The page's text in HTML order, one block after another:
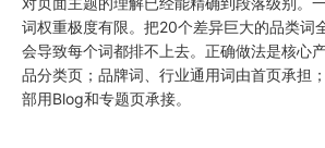
词权重极度有限。把20个差异巨大的品类词
会导致每个词都排不上去。正确做法是核心
品分类页；品牌词、行业通用词由首页承担
部用Blog和专题页承接。